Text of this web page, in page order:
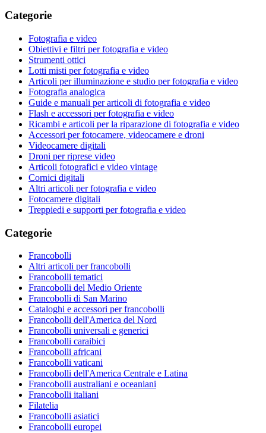
Categorie
Fotografia e video
Obiettivi e filtri per fotografia e video
Strumenti ottici
Lotti misti per fotografia e video
Articoli per illuminazione e studio per fotografia e video
Fotografia analogica
Guide e manuali per articoli di fotografia e video
Flash e accessori per fotografia e video
Ricambi e articoli per la riparazione di fotografia e video
Accessori per fotocamere, videocamere e droni
Videocamere digitali
Droni per riprese video
Articoli fotografici e video vintage
Cornici digitali
Altri articoli per fotografia e video
Fotocamere digitali
Treppiedi e supporti per fotografia e video
Categorie
Francobolli
Altri articoli per francobolli
Francobolli tematici
Francobolli del Medio Oriente
Francobolli di San Marino
Cataloghi e accessori per francobolli
Francobolli dell'America del Nord
Francobolli universali e generici
Francobolli caraibici
Francobolli africani
Francobolli vaticani
Francobolli dell'America Centrale e Latina
Francobolli australiani e oceaniani
Francobolli italiani
Filatelia
Francobolli asiatici
Francobolli europei